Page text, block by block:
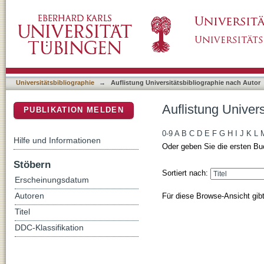
Universitätsbibliographie → Auflistung Universitätsbibliographie nach Autor
Auflistung
0-9 A B C D E F G H J K L
Oder geben Sie die ersten
Sortiert nach:
Für diese Browse-Ansicht
PUBLIKATION MELDEN
Hilfe und Informationen
Stöbern
Erscheinungsdatum
Autoren
Titel
DDC-Klassifikation